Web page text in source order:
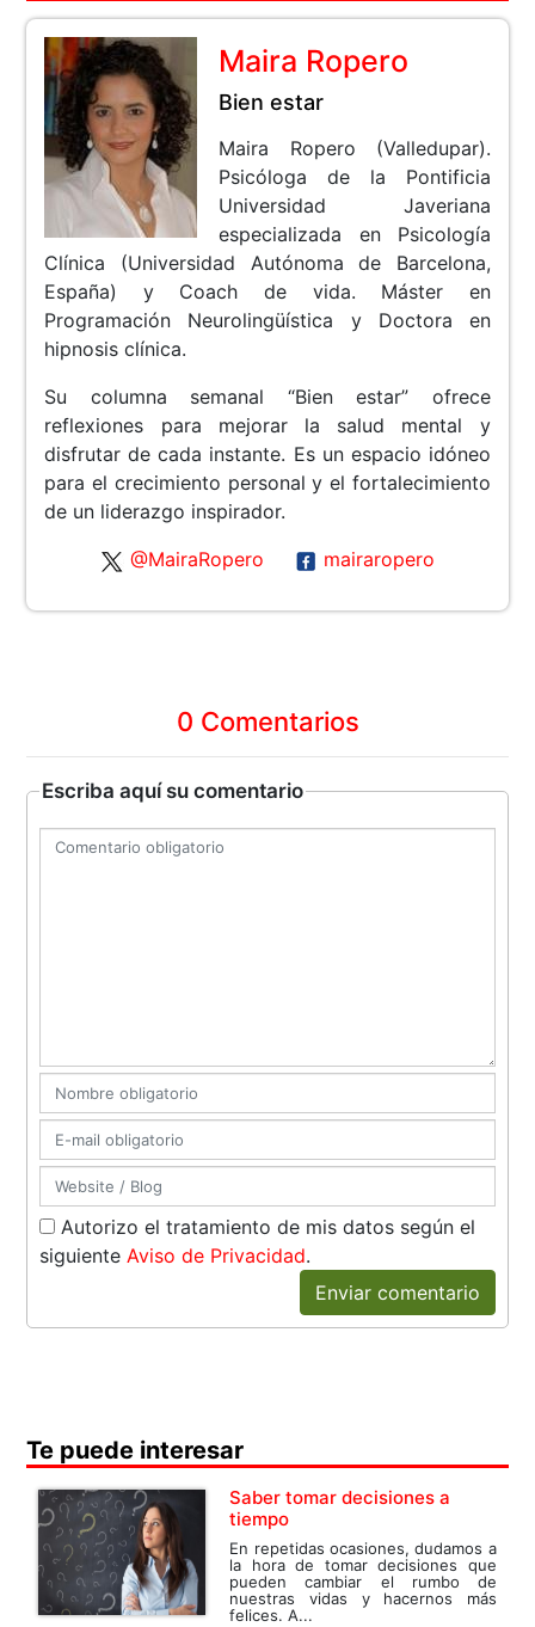
Maira Ropero
Bien estar
Maira Ropero (Valledupar).
Psicóloga de la Pontificia
Universidad Javeriana
especializada en Psicología
Clínica (Universidad Autónoma de Barcelona,
España) y Coach de vida. Máster en
Programación Neurolingüística y Doctora en
hipnosis clínica.
Su columna semanal “Bien estar” ofrece
reflexiones para mejorar la salud mental y
disfrutar de cada instante. Es un espacio idóneo
para el crecimiento personal y el fortalecimiento
de un liderazgo inspirador.
@MairaRopero
mairaropero
0 Comentarios
Escriba aquí su comentario
Autorizo el tratamiento de mis datos según el
siguienteAviso de Privacidad.
Enviar comentario
Te puede interesar
Saber tomar decisiones a
tiempo
En repetidas ocasiones, dudamos a
la hora de tomar decisiones que
pueden cambiar el rumbo de
nuestras vidas y hacernos más
felices. A...